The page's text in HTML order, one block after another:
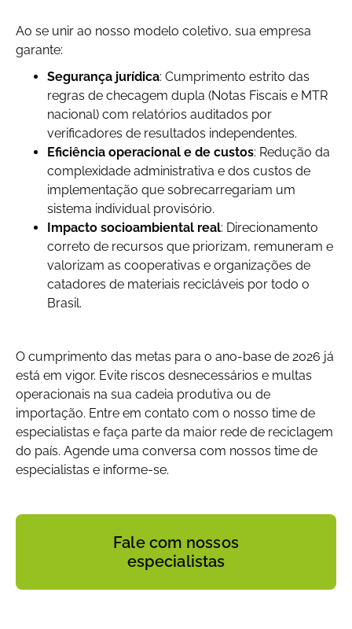
Ao se unir ao nosso modelo coletivo, sua empresa
garante:
Segurança jurídica: Cumprimento estrito das
regras de checagem dupla (Notas Fiscais e MTR
nacional) com relatórios auditados por
verificadores de resultados independentes.
Eficiência operacional e de custos: Redução da
complexidade administrativa e dos custos de
implementação que sobrecarregariam um
sistema individual provisório.
Impacto socioambiental real: Direcionamento
correto de recursos que priorizam, remuneram e
valorizam as cooperativas e organizações de
catadores de materiais recicláveis por todo o
Brasil.
O cumprimento das metas para o ano-base de 2026 já
está em vigor. Evite riscos desnecessários e multas
operacionais na sua cadeia produtiva ou de
importação. Entre em contato com o nosso time de
especialistas e faça parte da maior rede de reciclagem
do país. Agende uma conversa com nossos time de
especialistas e informe-se.
Fale com nossos
especialistas